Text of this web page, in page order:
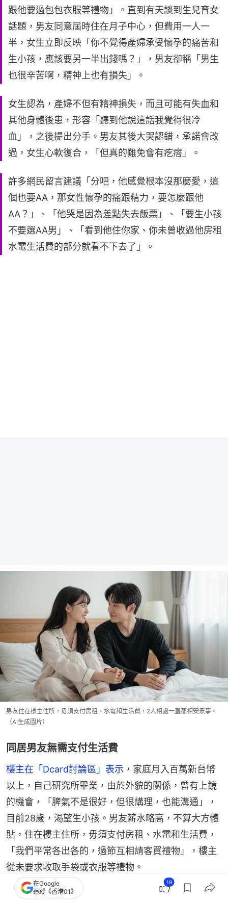
跟他要過包包衣服等禮物」。直到有天談到生兒育女
話題，男友同意屆時住在月子中心，但費用一人一
半，女生立即反映「你不覺得產婦承受懷孕的痛苦和
生小孩，應該要另一半出錢嗎？」，男友卻稱「男生
也很辛苦啊，精神上也有損失」。
女生認為，產婦不但有精神損失，而且可能有失血和
其他身體後患，形容「聽到他說這話我覺得很冷
血」，之後提出分手。男友其後大哭認錯，承諾會改
過，女生心軟復合，「但真的難免會有疙瘩」。
許多網民留言建議「分吧，他感覺根本沒那麼愛，這
個也要AA，那女性懷孕的痛跟精力，要怎麼跟他
AA？」、「他哭是因為差點失去飯票」、「要生小孩
不要選AA男」、「看到他住你家、你未曾收過他房租
水電生活費的部分就看不下去了」。
男友住在樓主住所，毋須支付房租、水電和生活費，2人相處一直都相安無事。
（AI生成圖片）
同居男友無需支付生活費
樓主在「Dcard討論區」表示 ，家庭月入百萬新台幣
以上，自己研究所畢業，由於外貌的關係，曾有上鏡
的機會，「脾氣不是很好，但很講理，也能溝通」，
目前28歲，渴望生小孩。男友薪水略高，不算大方體
貼，住在樓主住所，毋須支付房租、水電和生活費，
「我們平常各出各的，過節互相請客買禮物」，樓主
從未要求收取手袋或衣服等禮物。
男友要求月子中心費用一人一半
在Google
追蹤《香港01》
19